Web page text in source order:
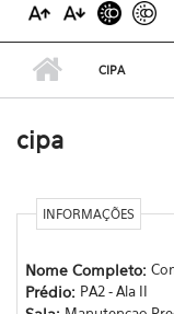
CIPA
cipa
INFORMAÇÕES
Nome Completo:
Prédio: PA2 - Ala II